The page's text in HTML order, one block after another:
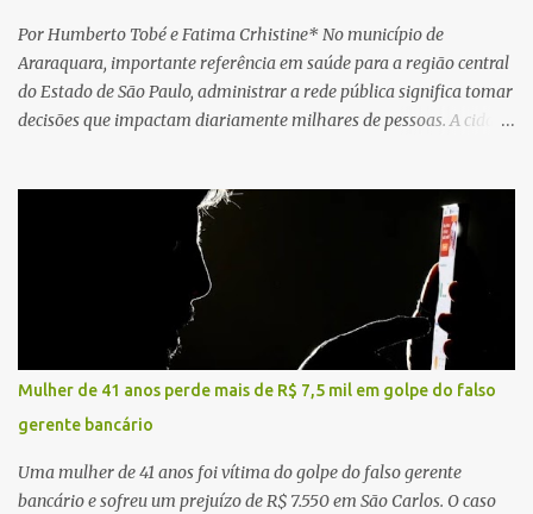
Por Humberto Tobé e Fatima Crhistine* No município de
Araraquara, importante referência em saúde para a região central
do Estado de São Paulo, administrar a rede pública significa tomar
decisões que impactam diariamente milhares de pessoas. A cidade
município, mas também de diversas cidades do entorno,
ampliando significativamente a responsabilidade da gestão sobre
o Sistema Único de Saúde (SUS). Nos últimos anos, o Governo
Federal tem ampliado investimentos destinados ao fortalecimento
da atenção básica, da infraestrutura hospitalar e da
regionalização dos serviços de saúde. Entretanto, em um cenário
de demandas crescentes e recursos necessariamente limitados, a
principal missão da gestão pública não é apenas investir mais,
mas decidir melhor onde investir para produzir o maior benefício
possível à população. Essa reflexão encontra respaldo tanto na
teoria da admini...
Mulher de 41 anos perde mais de R$ 7,5 mil em golpe do falso
gerente bancário
Uma mulher de 41 anos foi vítima do golpe do falso gerente
bancário e sofreu um prejuízo de R$ 7.550 em São Carlos. O caso